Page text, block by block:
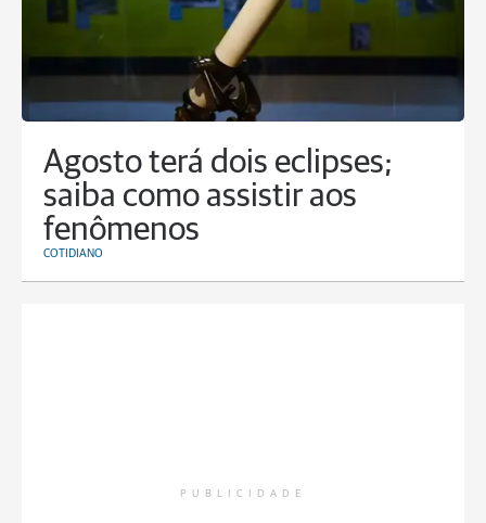
Agosto terá dois eclipses;
saiba como assistir aos
fenômenos
COTIDIANO
PUBLICIDADE